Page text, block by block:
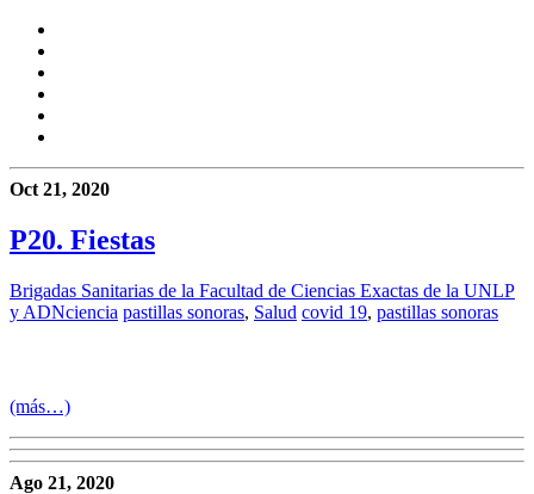
Oct 21, 2020
P20. Fiestas
Brigadas Sanitarias de la Facultad de Ciencias Exactas de la UNLP
y ADNciencia pastillas sonoras, Salud covid 19, pastillas sonoras
(más…)
Ago 21, 2020